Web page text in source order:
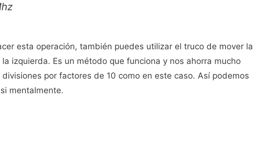
esta operación, también puedes utilizar el truco de mover la
izquierda. Es un método que funciona y nos ahorra mucho
por factores de 10 como en este caso. Así podemos
mentalmente.